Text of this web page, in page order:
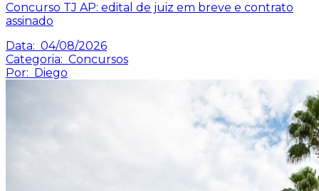
Concurso TJ AP: edital de juiz em breve e contrato
assinado
Data: 04/08/2026
Categoria: Concursos
Por:
Diego